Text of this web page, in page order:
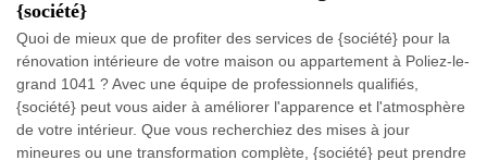
{société}
Quoi de mieux que de profiter des services de {société} pour la
rénovation intérieure de votre maison ou appartement à Poliez-le-
grand 1041 ? Avec une équipe de professionnels qualifiés,
{société} peut vous aider à améliorer l'apparence et l'atmosphère
de votre intérieur. Que vous recherchiez des mises à jour
mineures ou une transformation complète, {société} peut prendre